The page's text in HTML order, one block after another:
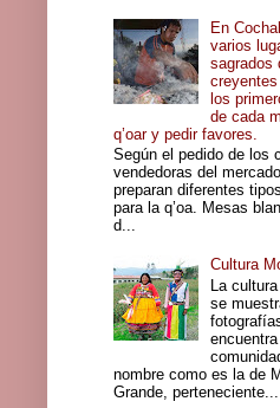
En
varios
sagrados
los
de cada
q’oar y pedir favores.
Según el pedido de los
vendedoras del
preparan diferentes
para la q’oa. Mesas
d...
Cultura
La
se
nombre como es la de
Grande, perteneciente...